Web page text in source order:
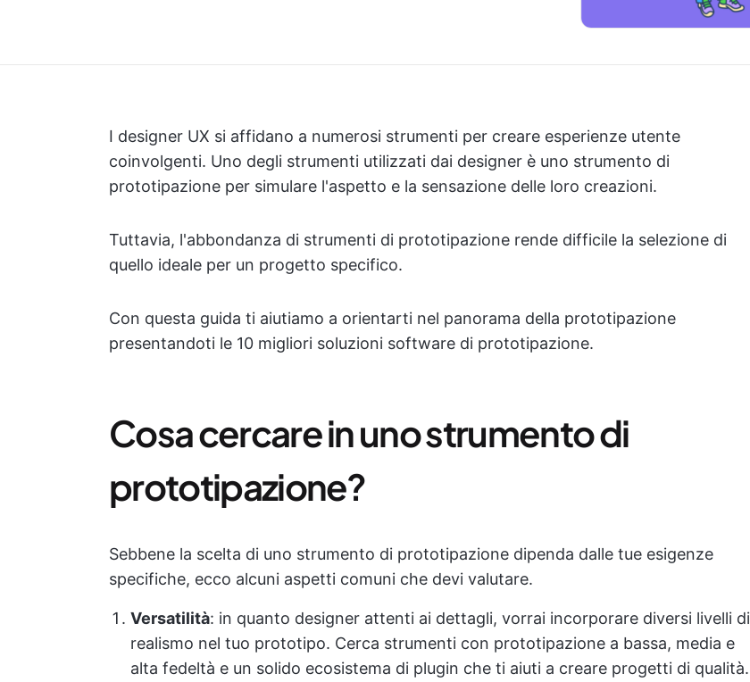
I designer UX si affidano a numerosi strumenti per creare esperienze utente
coinvolgenti. Uno degli strumenti utilizzati dai designer è uno strumento di
prototipazione per simulare l'aspetto e la sensazione delle loro creazioni.
Tuttavia, l'abbondanza di strumenti di prototipazione rende difficile la selezione di
quello ideale per un progetto specifico.
Con questa guida ti aiutiamo a orientarti nel panorama della prototipazione
presentandoti le 10 migliori soluzioni software di prototipazione.
Cosa cercare in uno strumento di
prototipazione?
Sebbene la scelta di uno strumento di prototipazione dipenda dalle tue esigenze
specifiche, ecco alcuni aspetti comuni che devi valutare.
Versatilità: in quanto designer attenti ai dettagli, vorrai incorporare diversi livelli di
realismo nel tuo prototipo. Cerca strumenti con prototipazione a bassa, media e
alta fedeltà e un solido ecosistema di plugin che ti aiuti a creare progetti di qualità.